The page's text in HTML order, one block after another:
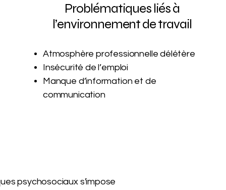
Problématiques liés à
l’environnement de travail
Atmosphère professionnelle délétère
Insécurité de l’emploi
Manque d’information et de
communication
psychosociaux s'impose